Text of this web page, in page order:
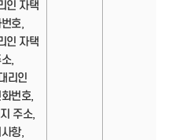
인 자택
호,
인 자택
,
리인
번호,
주소,
항,